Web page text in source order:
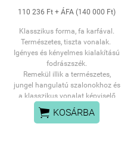
110 236 Ft + ÁFA (140 000 Ft)
Klasszikus forma, fa karfával.
Természetes, tiszta vonalak.
Igényes és kényelmes kialakítású
fodrászszék.
Remekül illik a természetes,
jungel hangulatú szalonokhoz és
a klasszikus vonalat képviselő
fodrászatokhoz.
 KOSÁRBA